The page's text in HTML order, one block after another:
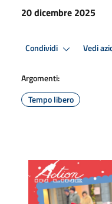
20 dicembre 2025
Condividi Vedi
Argomenti:
Tempo libero